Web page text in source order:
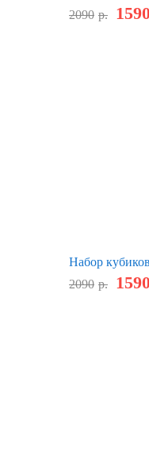
2090 р.
Набор
2090 р.